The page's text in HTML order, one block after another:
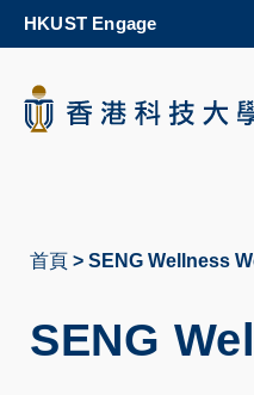
content
HKUST Engage
航
首頁 SENG Wellness
SENG